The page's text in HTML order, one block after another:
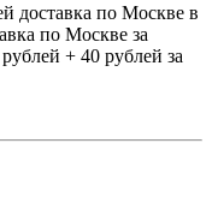
доставка по Москве в
по Москве за
+ 40 рублей за